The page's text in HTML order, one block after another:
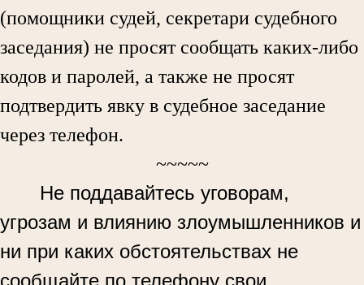
(помощники судей, секретари судебного
заседания) не просят сообщать каких-либо
кодов и паролей, а также не просят
подтвердить явку в судебное заседание
через телефон.
~~~~~
Не поддавайтесь уговорам,
угрозам и влиянию злоумышленников и
ни при каких обстоятельствах не
сообщайте по телефону свои